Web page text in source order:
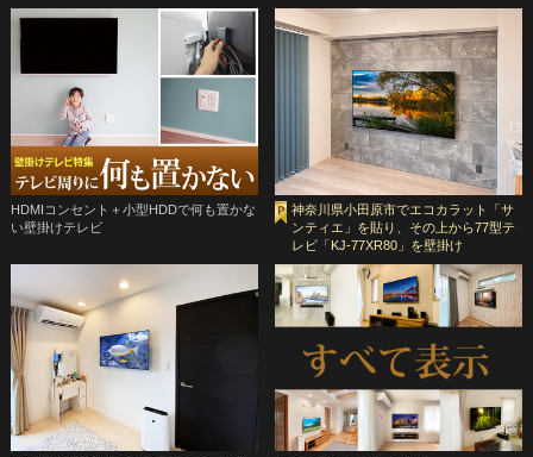
HDMIコンセント＋小型HDDで何も置かな
い壁掛けテレビ
神奈川県小田原市でエコカラット「サ
ンティエ」を貼り、その上から77型テ
レビ「KJ-77XR80」を壁掛け